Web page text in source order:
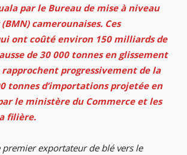
par le Bureau de mise à niveau
camerounaises. Ces
ont coûté environ 150 milliards de
de 30 000 tonnes en glissement
rapprochent progressivement de la
tonnes d’importations projetée en
le ministère du Commerce et les
filière.
premier exportateur de blé vers le